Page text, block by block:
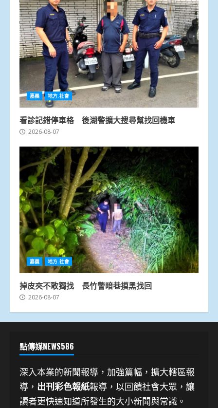
嘉義 地方.社會
看診記錯停車格 後湖警擴大搜尋幫找回機車
2026-08-07
嘉義 地方.社會
掉皮夾不敢獨找 長竹警暗巷摸黑找回
2026-08-07
點傳媒NEWS586
深入本業的新聞報導，加強篇幅，擴大轄區報
導， 出刊彩色報紙報導，以回饋社會大眾，讓
讀者更快速知道所發生的大小新聞與常識。